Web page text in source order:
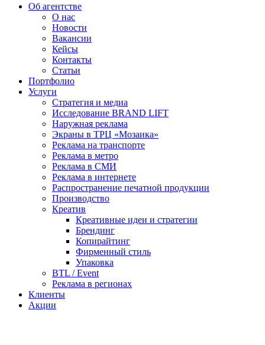
Об агентстве
О нас
Новости
Вакансии
Кейсы
Контакты
Статьи
Портфолио
Услуги
Стратегия и медиа
Исследование BRAND LIFT
Наружная реклама
Экраны в ТРЦ «Мозаика»
Реклама на транспорте
Реклама в метро
Реклама в СМИ
Реклама в интернете
Распространение печатной продукции
Производство
Креатив
Креативные идеи и стратегии
Брендинг
Копирайтинг
Фирменный стиль
Упаковка
BTL / Event
Реклама в регионах
Клиенты
Акции